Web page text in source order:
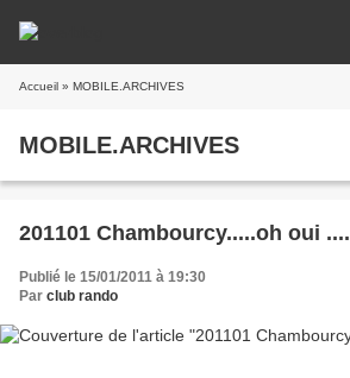
Accueil » MOBILE.ARCHIVES
MOBILE.ARCHIVES
201101 Chambourcy.....oh oui ....
Publié le 15/01/2011 à 19:30
Par club rando